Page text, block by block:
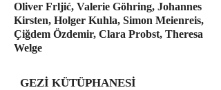
Oliver Frljić, Valerie Göhring, Johannes
Kirsten, Holger Kuhla, Simon Meienreis,
Çiğdem Özdemir, Clara Probst, Theresa
Welge
GEZİ KÜTÜPHANESİ